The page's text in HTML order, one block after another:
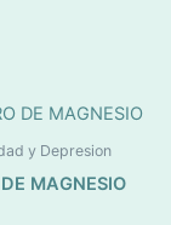
página
de
y Depresion
MAGNESIO